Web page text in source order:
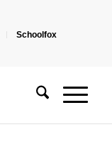
Schoolfox